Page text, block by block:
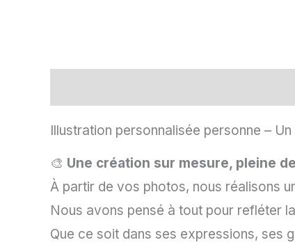
Illustration personnalisée personne –
🎨 Une création sur mesure, pleine
À partir de vos photos, nous réalisons
Nous avons pensé à tout pour refléter
Que ce soit dans ses expressions, ses